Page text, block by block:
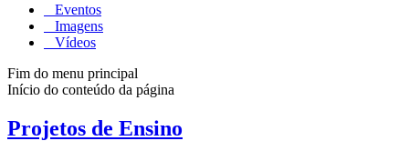
Eventos
Imagens
Vídeos
Fim do menu principal
Início do conteúdo da página
Projetos de Ensino